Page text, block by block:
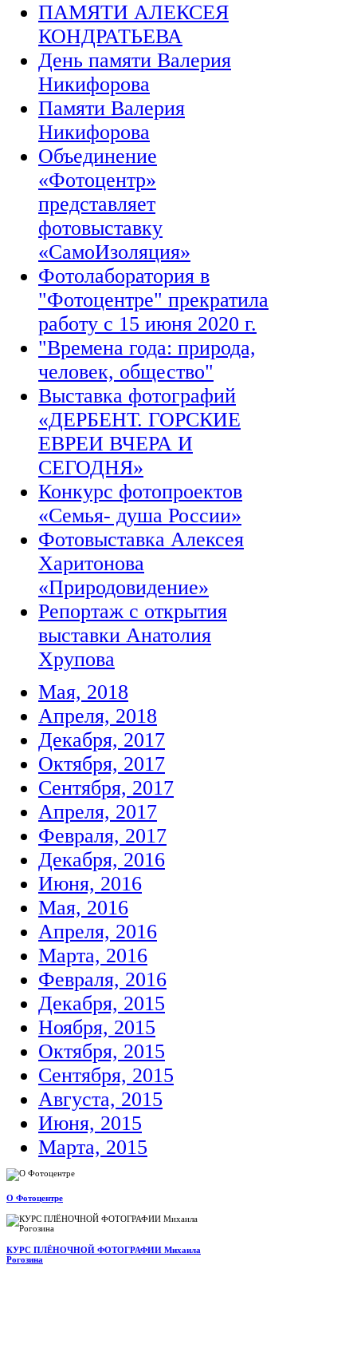
ПАМЯТИ АЛЕКСЕЯ
КОНДРАТЬЕВА
День памяти Валерия
Никифорова
Памяти Валерия
Никифорова
Объединение
«Фотоцентр»
представляет
фотовыставку
«СамоИзоляция»
Фотолаборатория в
"Фотоцентре" прекратила
работу с 15 июня 2020 г.
"Времена года: природа,
человек, общество"
Выставка фотографий
«ДЕРБЕНТ. ГОРСКИЕ
ЕВРЕИ ВЧЕРА И
СЕГОДНЯ»
Конкурс фотопроектов
«Семья- душа России»
Фотовыставка Алексея
Харитонова
«Природовидение»
Репортаж с открытия
выставки Анатолия
Хрупова
Мая, 2018
Апреля, 2018
Декабря, 2017
Октября, 2017
Сентября, 2017
Апреля, 2017
Февраля, 2017
Декабря, 2016
Июня, 2016
Мая, 2016
Апреля, 2016
Марта, 2016
Февраля, 2016
Декабря, 2015
Ноября, 2015
Октября, 2015
Сентября, 2015
Августа, 2015
Июня, 2015
Марта, 2015
О Фотоцентре
КУРС ПЛЁНОЧНОЙ ФОТОГРАФИИ Михаила
Рогозина